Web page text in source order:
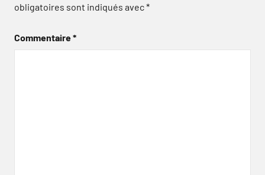
obligatoires sont indiqués avec*
Commentaire*